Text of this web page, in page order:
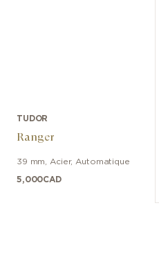
TUDOR
Ranger
39 mm Acier, Automatique
5,000CAD